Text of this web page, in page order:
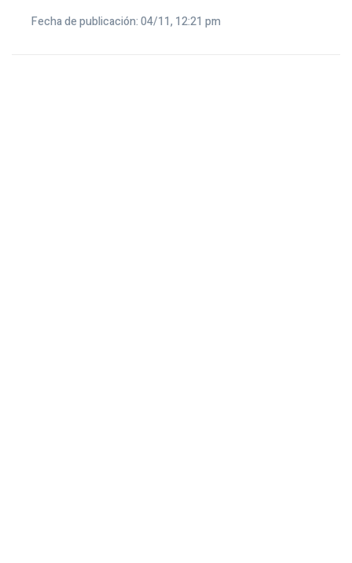
Fecha de publicación: 04/11, 12:21 pm